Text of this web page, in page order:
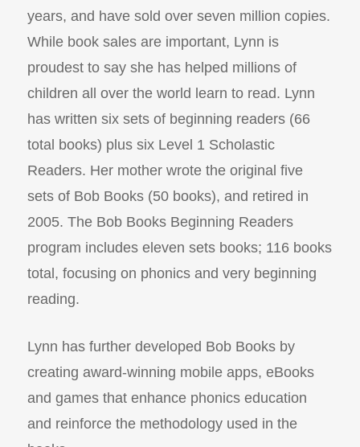
years, and have sold over seven million copies.
While book sales are important, Lynn is
proudest to say she has helped millions of
children all over the world learn to read. Lynn
has written six sets of beginning readers (66
total books) plus six Level 1 Scholastic
Readers. Her mother wrote the original five
sets of Bob Books (50 books), and retired in
2005. The Bob Books Beginning Readers
program includes eleven sets books; 116 books
total, focusing on phonics and very beginning
reading.
Lynn has further developed Bob Books by
creating award-winning mobile apps, eBooks
and games that enhance phonics education
and reinforce the methodology used in the